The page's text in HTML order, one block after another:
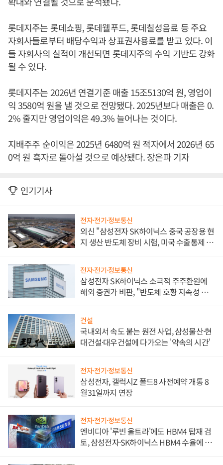
롯데지주는 롯데쇼핑, 롯데웰푸드, 롯데칠성음료 등 주요
자회사들로부터 배당수익과 상표권사용료를 받고 있다. 이
들 자회사의 실적이 개선되면 롯데지주의 수익 기반도 강화
될 수 있다.
롯데지주는 2026년 연결기준 매출 15조5130억 원, 영업이
익 3580억 원을 낼 것으로 전망됐다. 2025년보다 매출은 0.
2% 줄지만 영업이익은 49.3% 늘어나는 것이다.
지배주주 순이익은 2025년 6480억 원 적자에서 2026년 65
0억 원 흑자로 돌아설 것으로 예상됐다. 장은파 기자
인기기사
전자·전기·정보통신
외신 "삼성전자 SK하이닉스 중국 공장용 현
지 생산 반도체 장비 시험, 미국 수출통제 대
전자·전기·정보통신
삼성전자 SK하이닉스 소극적 주주환원에
해외 증권가 비판, "반도체 호황 지속성 의
건설
국내외서 속도 붙는 원전 사업, 삼성물산·현
대건설·대우건설에 다가오는 '약속의 시간'
전자·전기·정보통신
삼성전자, 갤럭시Z 폴드8 사전예약 개통 8
월31일까지 연장
전자·전기·정보통신
엔비디아 '루빈 울트라'에도 HBM4 탑재 검
토, 삼성전자·SK하이닉스 HBM4 수율에 주